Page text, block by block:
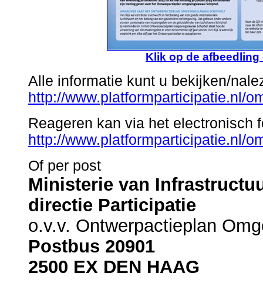
Klik op de afbeedling
Alle informatie kunt u bekijken/
http://www.platformparticipatie.nl/
Reageren kan via het electronisch
http://www.platformparticipatie.nl/
Of per post
Ministerie van
directie Participatie
o.v.v. Ontwerpactieplan
Postbus 20901
2500 EX DEN HAAG